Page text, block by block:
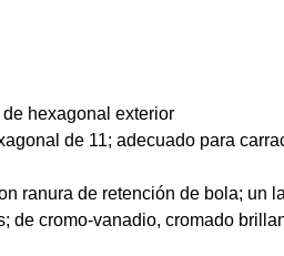
hexagonal exterior
de 11; adecuado para
ranura de retención de bola; un
de cromo-vanadio, cromado